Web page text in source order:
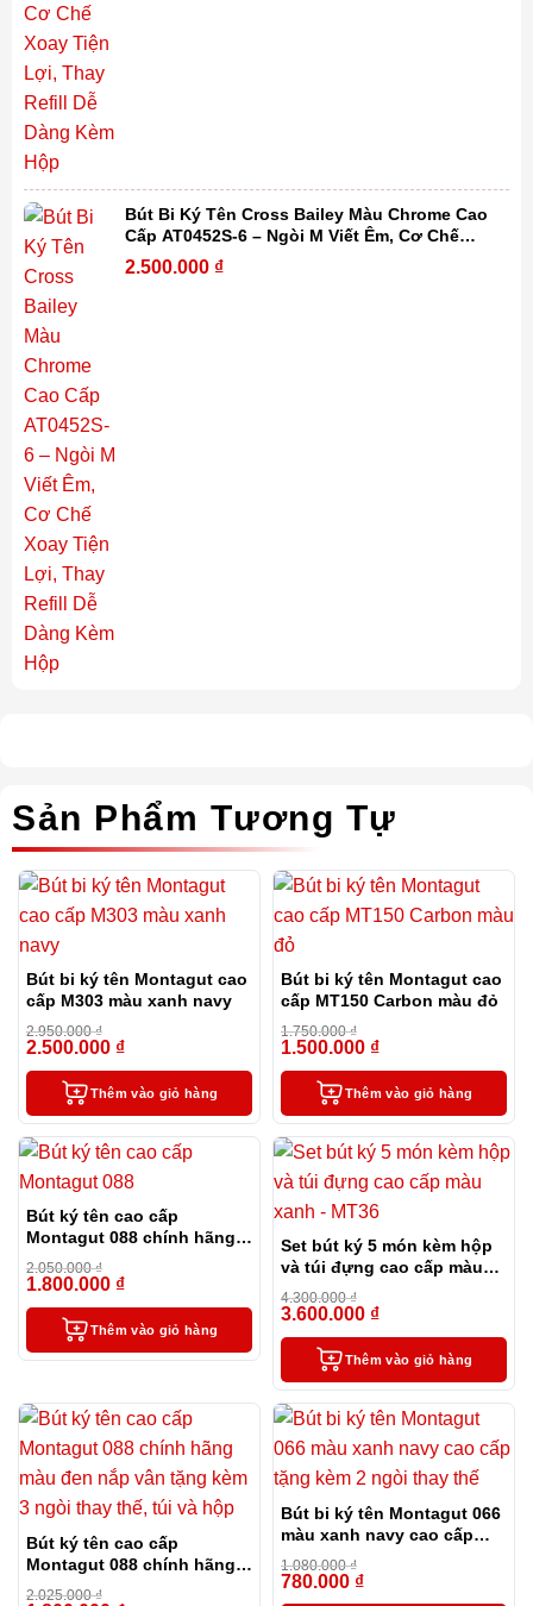
Bút Bi Ký Tên Cross Bailey Màu Chrome Cao
Cấp AT0452S-6 – Ngòi M Viết Êm, Cơ Chế
Xoay Tiện Lợi, Thay Refill Dễ Dàng Kèm Hộp
2.500.000 ₫
Sản Phẩm Tương Tự
Bút bi ký tên Montagut cao
cấp M303 màu xanh navy
2.950.000₫
2.500.000 ₫
Thêm vào giỏ hàng
Bút bi ký tên Montagut cao
cấp MT150 Carbon màu đỏ
1.750.000₫
1.500.000 ₫
Thêm vào giỏ hàng
Bút ký tên cao cấp
Montagut 088 chính hãng
màu đen tặng kèm 3 ngòi,
túi và hộp
2.050.000₫
1.800.000 ₫
Thêm vào giỏ hàng
Set bút ký 5 món kèm hộp
và túi đựng cao cấp màu
xanh – MT36
4.300.000₫
3.600.000 ₫
Thêm vào giỏ hàng
Bút ký tên cao cấp
Montagut 088 chính hãng
màu đen nắp vân tặng kèm
2.025.000₫
Bút bi ký tên Montagut 066
màu xanh navy cao cấp
tặng kèm 2 ngòi thay thế
1.080.000₫
780.000 ₫